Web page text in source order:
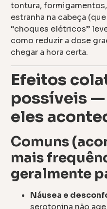
tontura,
estranha na cabeça
“choques elétricos”
como reduzir a dose
chegar a hora certa.
Efeitos
possíveis —
eles
Comuns
mais
geralmente
Náusea e
serotonina não